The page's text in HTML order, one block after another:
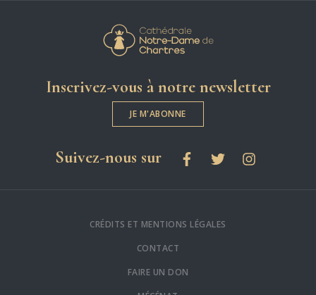
Inscrivez-vous à notre newsletter
JE M'ABONNE
Suivez-nous surles réseaux sociaux
FacebookTwitterInstagram
CRÉDITS ET MENTIONS LÉGALES
CONTACT
FAIRE UN DON